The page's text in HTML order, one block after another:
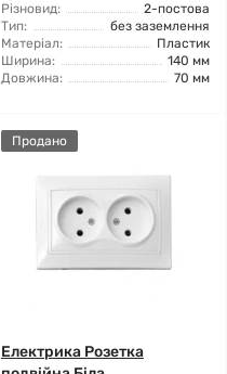
Різновид:
2-постова
Тип:
без заземлення
Матеріал:
Пластик
Ширина:
140 мм
Довжина:
70 мм
Продано
Електрика Розетка